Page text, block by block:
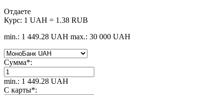
Отдаете
Курс: 1 UAH = 1.38 RUB
min.: 1 449.28 UAH max.: 30 000 UAH
Сумма*:
min.: 1 449.28 UAH
С карты*: